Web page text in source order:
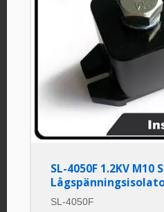
SL-4050F 1.2KV M10
SL-4050F